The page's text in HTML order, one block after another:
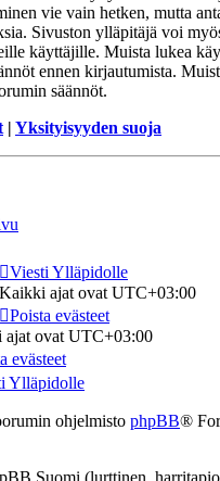
vie vain hetken, mutta
Sivuston ylläpitäjä voi
käyttäjille. Muista lukea
ennen kirjautumista.
säännöt.
| Yksityisyyden suoja
Viesti Ylläpidolle
Kaikki ajat ovat UTC+03:00
Poista evästeet
ovat UTC+03:00
evästeet
Ylläpidolle
ohjelmisto phpBB®